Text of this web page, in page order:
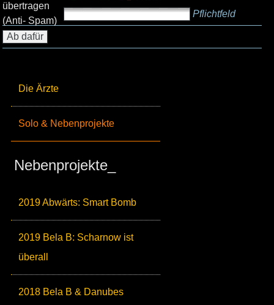
Die Ärzte
Solo & Nebenprojekte
Nebenprojekte_
2019 Abwärts: Smart Bomb
2019 Bela B: Scharnow ist
überall
2018 Bela B & Danubes
übertragen
(Anti- Spam)
Pflichtfeld